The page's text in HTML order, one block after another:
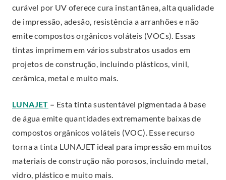
i
n
k
.
O
n
s
i
n
n
E
x
t
e
r
l
L
i
n
k
curável por UV oferece cura instantânea, alta qualidade
de impressão, adesão, resistência a arranhões e não
emite compostos orgânicos voláteis (VOCs). Essas
tintas imprimem em vários substratos usados em
projetos de construção, incluindo plásticos, vinil,
cerâmica, metal e muito mais.
LUNAJET.
E
x
t
e
r
– Esta tinta sustentável pigmentada à base
de água emite quantidades extremamente baixas de
compostos orgânicos voláteis (VOC). Esse recurso
torna a tinta LUNAJET ideal para impressão em muitos
materiais de construção não porosos, incluindo metal,
vidro, plástico e muito mais.